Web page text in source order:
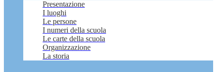
Presentazione
I luoghi
Le persone
I numeri della scuola
Le carte della scuola
Organizzazione
La storia